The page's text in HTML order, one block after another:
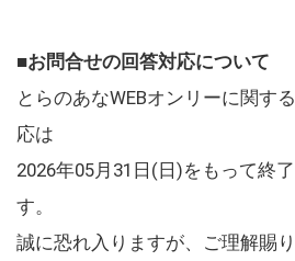
■お問合せの回答対応について
とらのあなWEBオンリーに関す
応は
2026年05月31日(日)をもって終
す。
誠に恐れ入りますが、ご理解賜